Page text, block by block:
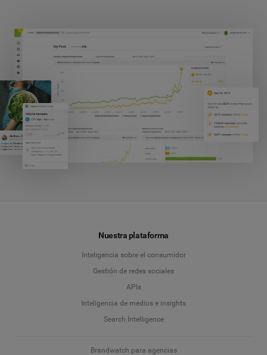
Nuestra plataforma
Inteligencia sobre el consumidor
Gestión de redes sociales
APIs
Inteligencia de medios e insights
Search Intelligence
Brandwatch para agencias